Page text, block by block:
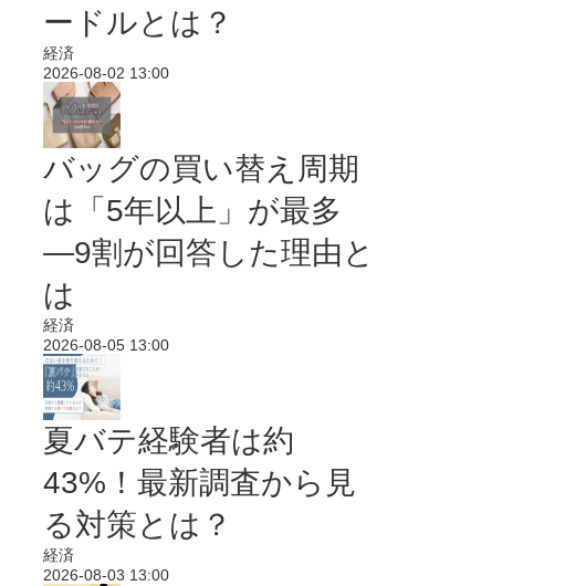
ードルとは？
経済
2026-08-02 13:00
バッグの買い替え周期
は「5年以上」が最多
―9割が回答した理由と
は
経済
2026-08-05 13:00
夏バテ経験者は約
43%！最新調査から見
る対策とは？
経済
2026-08-03 13:00